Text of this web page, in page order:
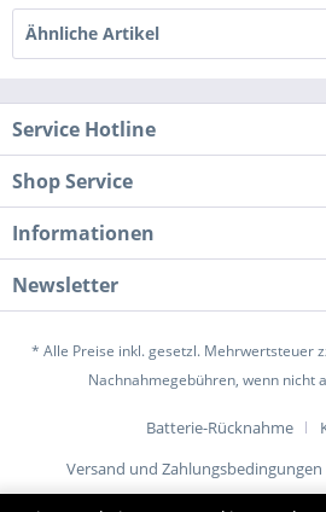
Ähnliche Artikel
Service Hotline
Shop Service
Informationen
Newsletter
* Alle Preise inkl. gesetzl. Mehrwertsteuer
Nachnahmegebühren, wenn nicht
Batterie-Rücknahme
Versand und Zahlungsbedingungen